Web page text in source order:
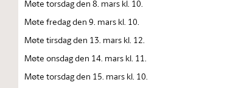
Møte torsdag den 8. mars kl. 10.
Møte fredag den 9. mars kl. 10.
Møte tirsdag den 13. mars kl. 12.
Møte onsdag den 14. mars kl. 11.
Møte torsdag den 15. mars kl. 10.